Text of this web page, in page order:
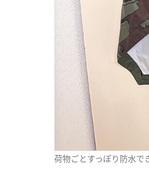
荷物ごとすっぽり防水で